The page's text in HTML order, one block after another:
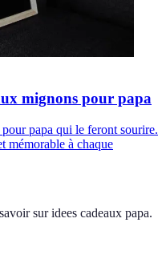
mignons pour papa
papa qui le feront sourire.
mémorable à chaque
sur idees cadeaux papa.